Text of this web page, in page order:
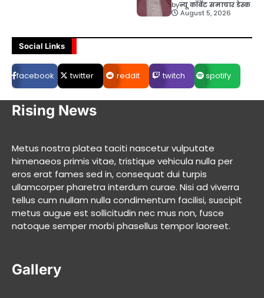
byन्यू कॉर्बेट समाचार डेस्क
August 5, 2026
Social Links
facebook twitter reddit twitch spotify
Rising News
Metus nostra platea taciti nascetur vulputate
himenaeos primis vitae, tristique vehicula nulla per
eros erat fames sed in, consequat dui turpis
ullamcorper pharetra interdum curae. Nisi ad viverra
tellus cum nullam nulla condimentum facilisi, suscipit
metus augue est sollicitudin nec mus non, fusce
natoque semper morbi phasellus tempor laoreet.
Gallery